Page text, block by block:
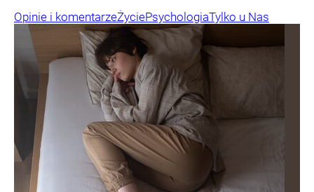
Opinie i komentarzeŻyciePsychologiaTylko u Nas